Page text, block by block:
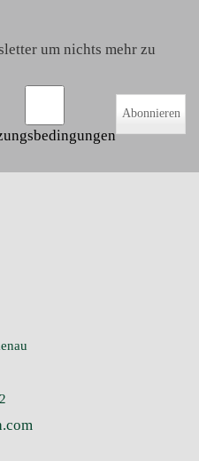
um nichts mehr zu